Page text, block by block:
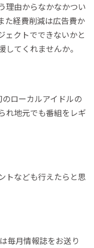
理由からなかなかつい
た経費削減は広告費か
ェクトでできないかと
てくれませんか。
ローカルアイドルの
れ地元でも番組をレギ
トなども行えたらと思
毎月情報誌をお送り